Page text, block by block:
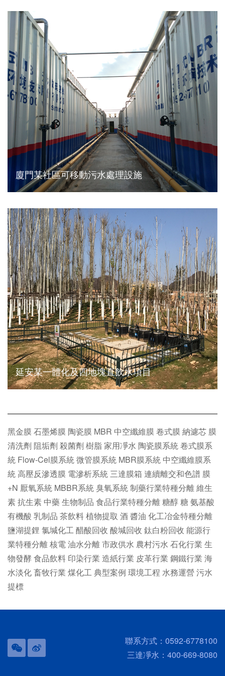
廈門某社區可移動污水處理設施
延安某一體化及四地塊直飲水項目
黑金膜 石墨烯膜 陶瓷膜 MBR 中空纖維膜 卷式膜 納濾芯 膜
清洗劑 阻垢劑 殺菌劑 樹脂 家用凈水 陶瓷膜系統卷式膜系
統 Flow-Cel膜系統微管膜系統 MBR膜系統 中空纖維膜系
統高壓反滲透膜 電滲析系統三達膜箱 連續離交和色譜 膜
+N 厭氧系統 MBBR系統臭氧系統制藥行業特種分離維生
素抗生素 中藥生物制品 食品行業特種分離糖醇糖氨基酸
有機酸 乳制品 茶飲料植物提取 酒醬油 化工冶金特種分離
鹽湖提鋰 氯堿化工 醋酸回收 酸堿回收 鈦白粉回收 能源行
業特種分離核電油水分離市政供水 農村污水 石化行業 生
物發酵食品飲料 印染行業 造紙行業 皮革行業 鋼鐵行業 海
水淡化畜牧行業 煤化工 典型案例 環境工程 水務運營 污水
提標
聯系方式：0592-6778100
三達凈水：400-669-8080